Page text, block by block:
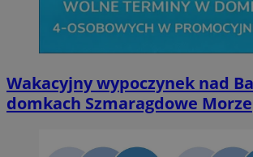
Wakacyjny wypoczynek nad
domkach Szmaragdowe Morze